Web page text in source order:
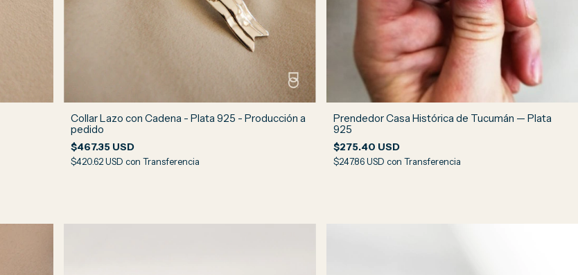
Collar Lazo con Cadena - Plata 925 - Producción a
pedido
$467.35 USD
$420.62 USDcon Transferencia
Prendedor Casa Histórica de Tucumán — Plata
925
$275.40 USD
$247.86 USD con Transferencia